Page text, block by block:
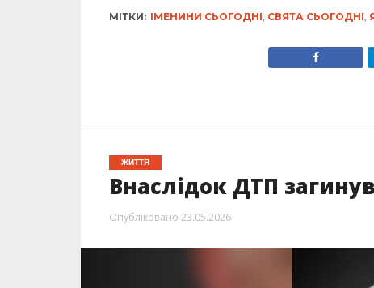
МІТКИ: ІМЕНИНИ СЬОГОДНІ, СВЯТА СЬОГОДНІ,
ЖИТТЯ
Внаслідок ДТП
Опубліковано 23.05.2026